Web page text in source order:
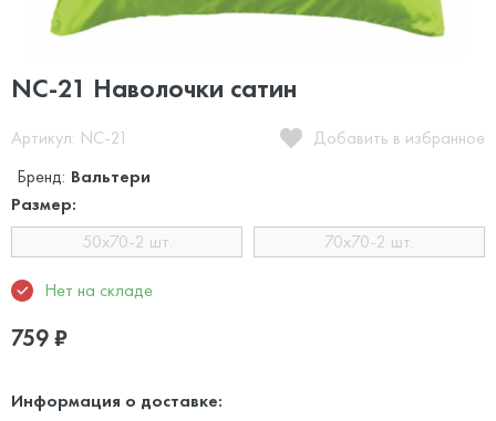
NC-21 Наволочки сатин
Артикул: NC-21
Добавить в избранное
Бренд: Вальтери
Размер:
50x70-2 шт.
70x70-2 шт.
Нет на складе
759₽
Информация о доставке: